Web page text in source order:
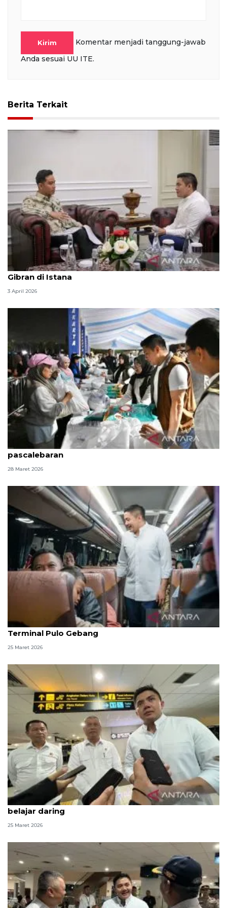
Kirim
Komentar menjadi tanggung-jawab
Anda sesuai UU ITE.
Berita Terkait
Seskab Teddy silaturahmi Idul Fitri ke Wapres
Gibran di Istana
3 April 2026
Seskab: Bazar rakyat hidupkan ekonomi UMKM
pascalebaran
28 Maret 2026
Seskab dan Menhub tinjau puncak arus balik di
Terminal Pulo Gebang
25 Maret 2026
Kemarin, Seskab Teddy silaturahmi Idul Fitri hingga
belajar daring
25 Maret 2026